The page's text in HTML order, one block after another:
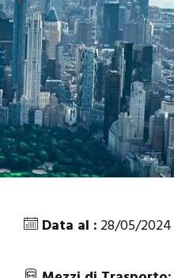
Data al : 28/05/2024